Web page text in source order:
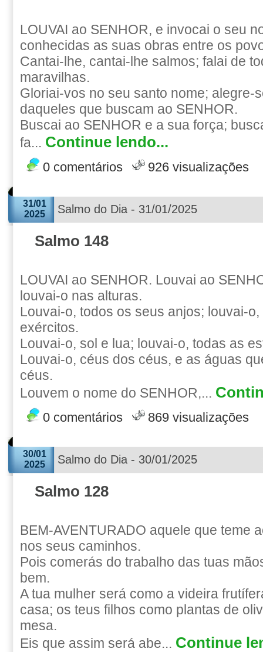
LOUVAI ao SENHOR, e invocai o seu
conhecidas as suas obras entre os
Cantai-lhe, cantai-lhe salmos; falai de
maravilhas.
Gloriai-vos no seu santo nome; alegre-
daqueles que buscam ao SENHOR.
Buscai ao SENHOR e a sua força;
fa... Continue lendo...
0 comentários 926 visualizações
31/01
2025
Salmo do Dia - 31/01/2025
Salmo 148
LOUVAI ao SENHOR. Louvai ao
louvai-o nas alturas.
Louvai-o, todos os seus anjos; louvai-
exércitos.
Louvai-o, sol e lua; louvai-o, todas as
Louvai-o, céus dos céus, e as águas
céus.
Louvem o nome do SENHOR,...
0 comentários 869 visualizações
30/01
2025
Salmo do Dia - 30/01/2025
Salmo 128
BEM-AVENTURADO aquele que teme
nos seus caminhos.
Pois comerás do trabalho das tuas
bem.
A tua mulher será como a videira
casa; os teus filhos como plantas de
mesa.
Eis que assim será abe... Continue